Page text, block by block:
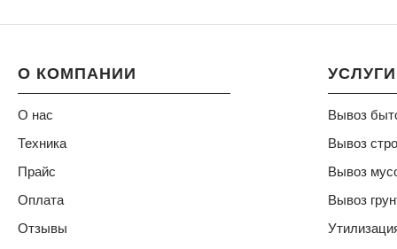
О КОМПАНИИ
О нас
Техника
Прайс
Оплата
Отзывы
УСЛУГИ
Вывоз
Вывоз
Вывоз
Вывоз